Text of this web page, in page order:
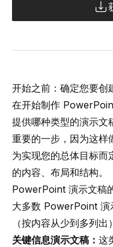
开始之前：确定您要创
在开始制作
提供哪种类型的演示文
重要的一步，因为这样
为实现您的总体目标而
的内容、布局和结构。
PowerPoint 演示文稿
大多数 PowerPoint 演
（按内容从少到多列出
关键信息演示文稿： 这